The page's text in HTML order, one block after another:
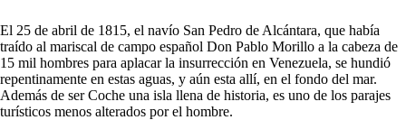
El 25 de abril de 1815, el navío San Pedro de Alcántara, que había
traído al mariscal de campo español Don Pablo Morillo a la cabeza de
15 mil hombres para aplacar la insurrección en Venezuela, se hundió
repentinamente en estas aguas, y aún esta allí, en el fondo del mar.
Además de ser Coche una isla llena de historia, es uno de los parajes
turísticos menos alterados por el hombre.